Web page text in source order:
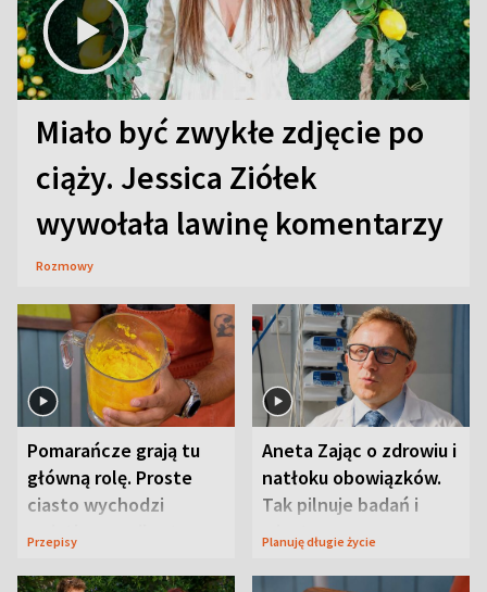
Miało być zwykłe zdjęcie po
ciąży. Jessica Ziółek
wywołała lawinę komentarzy
Rozmowy
Pomarańcze grają tu
główną rolę. Proste
ciasto wychodzi
wyjątkowo wilgotne
Przepisy
Aneta Zając o zdrowiu i
natłoku obowiązków.
Tak pilnuje badań i
wizyt
Planuję długie życie